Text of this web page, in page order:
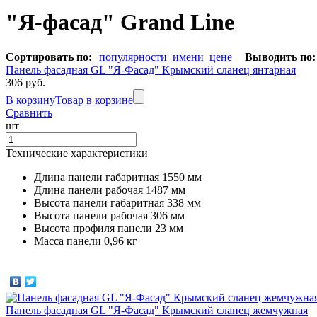
"Я-фасад" Grand Line
Сортировать по: популярности имени цене
Выводить по:
Панель фасадная GL "Я-Фасад" Крымский сланец янтарная
306 руб.
В корзинуТовар в корзине
Сравнить
шт
Технические характеристики
Длина панели габаритная 1550 мм
Длина панели рабочая 1487 мм
Высота панели габаритная 338 мм
Высота панели рабочая 306 мм
Высота профиля панели 23 мм
Масса панели 0,96 кг
Панель фасадная GL "Я-Фасад" Крымский сланец жемчужная